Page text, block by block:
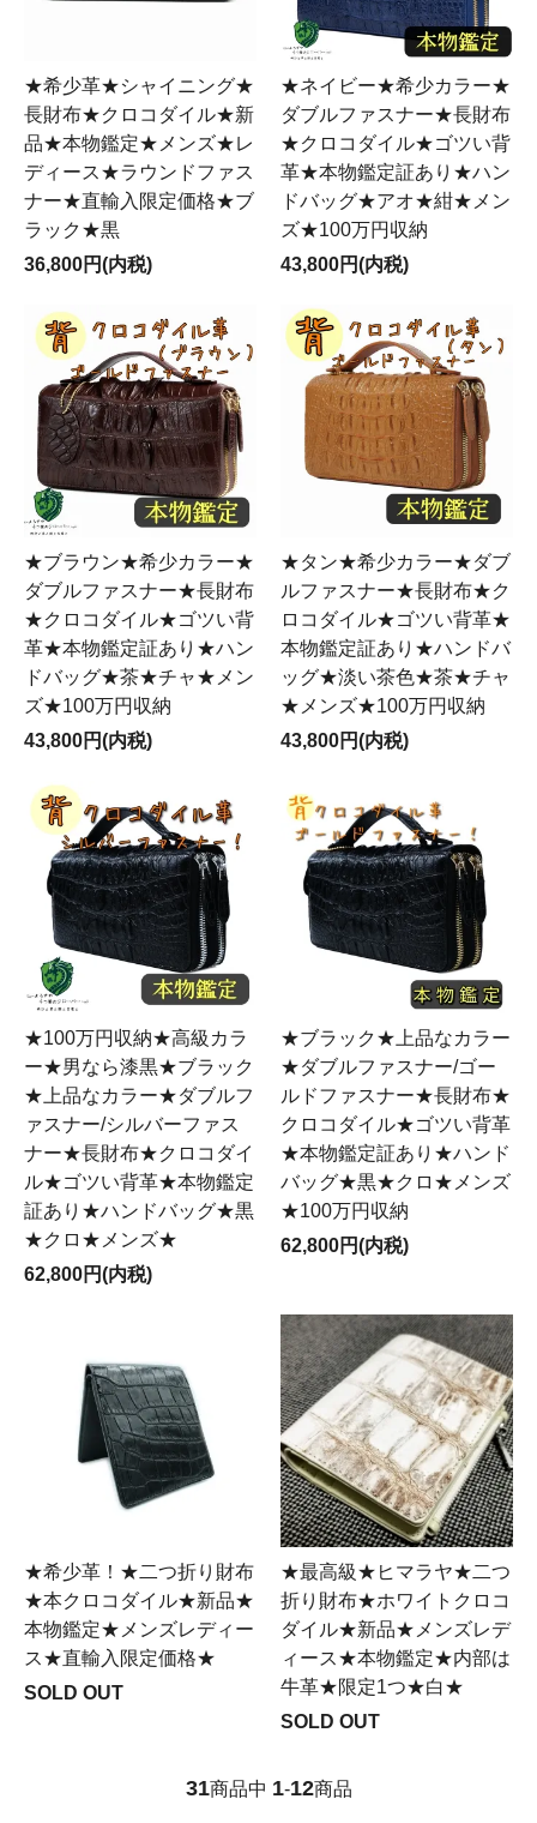
★希少革★シャイニング★
長財布★クロコダイル★新
品★本物鑑定★メンズ★レ
ディース★ラウンドファス
ナー★直輸入限定価格★ブ
ラック★黒
36,800円(内税)
★ネイビー★希少カラー★
ダブルファスナー★長財布
★クロコダイル★ゴツい背
革★本物鑑定証あり★ハン
ドバッグ★アオ★紺★メン
ズ★100万円収納
43,800円(内税)
★ブラウン★希少カラー★
ダブルファスナー★長財布
★クロコダイル★ゴツい背
革★本物鑑定証あり★ハン
ドバッグ★茶★チャ★メン
ズ★100万円収納
43,800円(内税)
★タン★希少カラー★ダブ
ルファスナー★長財布★ク
ロコダイル★ゴツい背革★
本物鑑定証あり★ハンドバ
ッグ★淡い茶色★茶★チャ
★メンズ★100万円収納
43,800円(内税)
★100万円収納★高級カラ
ー★男なら漆黒★ブラック
★上品なカラー★ダブルフ
ァスナー/シルバーファス
ナー★長財布★クロコダイ
ル★ゴツい背革★本物鑑定
証あり★ハンドバッグ★黒
★クロ★メンズ★
62,800円(内税)
★ブラック★上品なカラー
★ダブルファスナー/ゴー
ルドファスナー★長財布★
クロコダイル★ゴツい背革
★本物鑑定証あり★ハンド
バッグ★黒★クロ★メンズ
★100万円収納
62,800円(内税)
★希少革！★二つ折り財布
★本クロコダイル★新品★
本物鑑定★メンズレディー
ス★直輸入限定価格★
SOLD OUT
★最高級★ヒマラヤ★二つ
折り財布★ホワイトクロコ
ダイル★新品★メンズレデ
ィース★本物鑑定★内部は
牛革★限定1つ★白★
SOLD OUT
31商品中 1-12商品